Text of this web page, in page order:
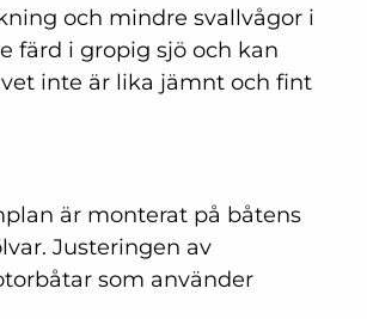
och mindre svallvågor i
färd i gropig sjö och kan
inte är lika jämnt och fint
är monterat på båtens
Justeringen av
som använder